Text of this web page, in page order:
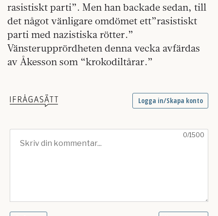
rasistiskt parti”. Men han backade sedan, till
det något vänligare omdömet ett”rasistiskt
parti med nazistiska rötter.”
Vänsterupprördheten denna vecka avfärdas
av Åkesson som “krokodiltårar.”